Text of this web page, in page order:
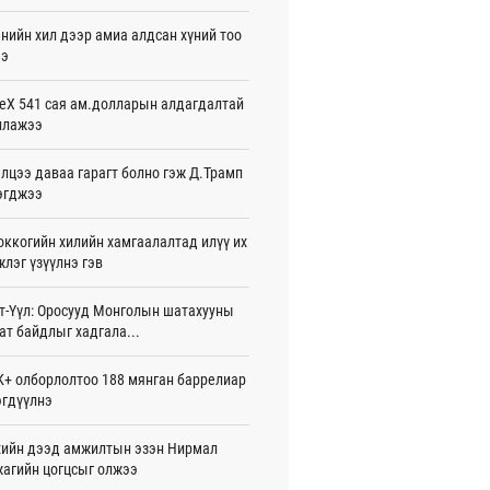
16 цаг 01 мин
Бангладешт эргэн ирэхээ
15 цаг 58 мин
15 цаг 54 мин
улсын хамтын ажиллагааны талаар
солилцов
сард Сүхбаатар боомтоор
тонн Аи-92 автобензин импортолжээ
Н.Амарзаяа: 32 хуудастай
дэвтэр долоо хоногт л дүүрдэг
15 цаг 31 мин
хил дээр амиа алдсан хүний тоо
541 сая ам.долларын алдагдалтай
даваа гарагт болно гэж Д.Трамп
хилийн хамгаалалтад илүү их
үзүүлнэ гэв
Үүл: Оросууд Монголын шатахууны
байдлыг хадгала...
олборлолтоо 188 мянган баррелиар
дээд амжилтын эзэн Нирмал
цогцсыг олжээ